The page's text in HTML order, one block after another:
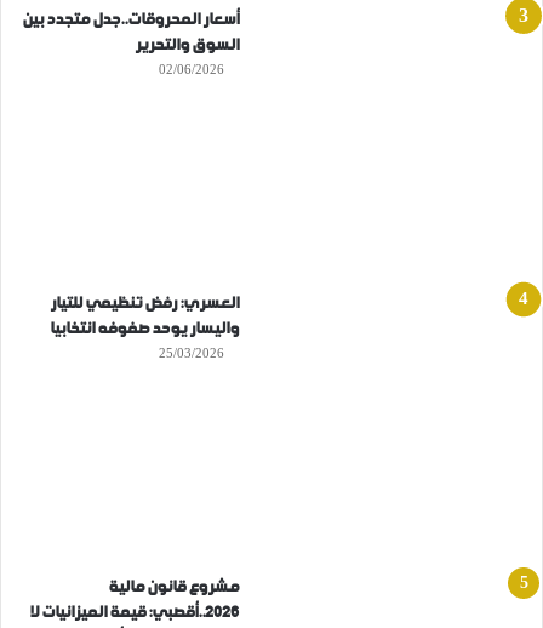
أسعار المحروقات..جدل متجدد بين
السوق والتحرير
02/06/2026
العسري: رفض تنظيمي للتيار
واليسار يوحد صفوفه انتخابيا
25/03/2026
مشروع قانون مالية
2026..أقصبي: قيمة الميزانيات لا